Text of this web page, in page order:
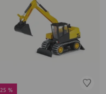
25 %